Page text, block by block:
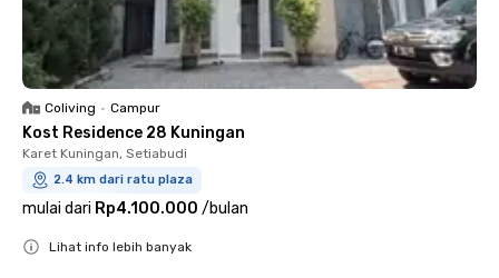
Coliving • Campur
Kost Residence 28 Kuningan
Karet Kuningan, Setiabudi
2.4 km dari ratu plaza
mulai dari Rp4.100.000 /bulan
Lihat info lebih banyak